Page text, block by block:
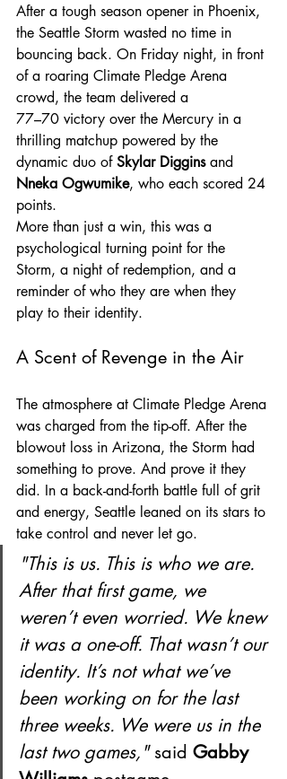
After a tough season opener in Phoenix,
the Seattle Storm wasted no time in
bouncing back. On Friday night, in front
of a roaring Climate Pledge Arena
crowd, the team delivered a
77–70 victory over the Mercury in a
thrilling matchup powered by the
dynamic duo of Skylar Diggins and
Nneka Ogwumike, who each scored 24
points.
More than just a win, this was a
psychological turning point for the
Storm, a night of redemption, and a
reminder of who they are when they
play to their identity.
A Scent of Revenge in the Air
The atmosphere at Climate Pledge Arena
was charged from the tip-off. After the
blowout loss in Arizona, the Storm had
something to prove. And prove it they
did. In a back-and-forth battle full of grit
and energy, Seattle leaned on its stars to
take control and never let go.
"This is us. This is who we are.
After that first game, we
weren’t even worried. We knew
it was a one-off. That wasn’t our
identity. It’s not what we’ve
been working on for the last
three weeks. We were us in the
last two games," said Gabby